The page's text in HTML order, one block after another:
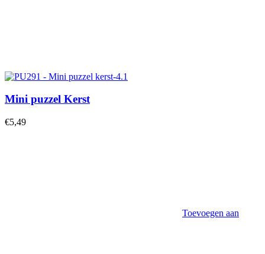
Mini puzzel Kerst
€5,49
Toevoegen aan